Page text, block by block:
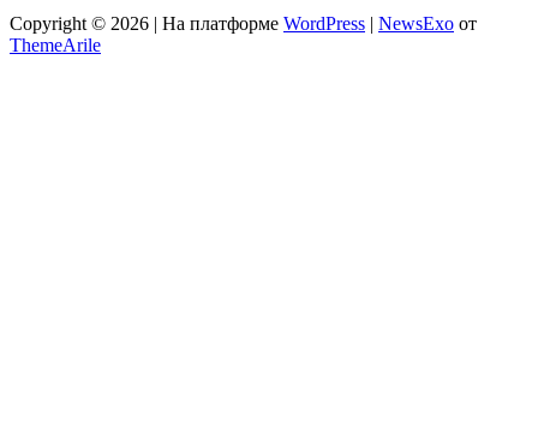
Copyright © 2026 | На платформе WordPress | NewsExo от
ThemeArile